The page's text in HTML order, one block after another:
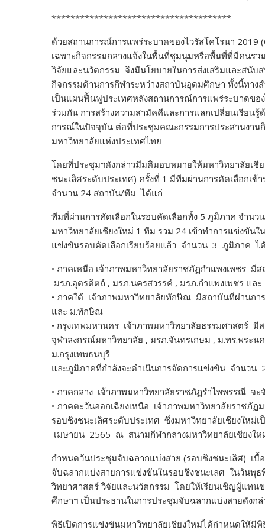
k
**************************************
ด้วยสถานการณ์การแพร่ระบาดของไวรัสโคโรนา 2019 (
เฉพาะกิจกรรมกลางแจ้งในพื้นที่ชุมนุมหรือพื้นที่ที่มีคนรว
วิจัยและนวัตกรรม จึงมีนโยบายในการส่งเสริมและสนั
กิจกรรมด้านการกีฬาระหว่างสถาบันอุดมศึกษา ทั้งนี้ทาง
เป็นแผนฟื้นฟูประเทศหลังสถานการณ์การแพร่ระบาดขอ
ร่วมกัน การสร้างความสามัคคีและการแลกเปลี่ยนเรีย
การณ์ในปัจจุบัน ต่อที่ประชุมคณะกรรมการประสานงา
มหาวิทยาลัยแห่งประเทศไทย
โดยที่ประชุมฯดังกล่าวมีมติมอบหมายให้มหาวิทยาลัยเชี
ชนะเลิศระดับประเทศ) ครั้งที่ 1 มีทีมผ่านการคัดเลือกเข้
จำนวน 24 สถาบัน/ทีมได้แก่
ทีมที่ผ่านการคัดเลือกในรอบคัดเลือกทั้ง 5 ภูมิภาค จำนว
มหาวิทยาลัยเชียงใหม่ 1 ทีม รวม 24 เข้าทำการแข่งขัน
แข่งขันรอบคัดเลือกเรียบร้อยแล้ว จำนวน 3 ภูมิภาค ไ
• ภาคเหนือ เจ้าภาพมหาวิทยาลัยราชภัฏกำแพงเพชร มีส
มรภ.อุตรดิตถ์ , มรภ.นครสวรรค์ , มรภ.กำแพงเพชร และ
• ภาคใต้ เจ้าภาพมหาวิทยาลัยทักษิณ มีสถาบันที่ผ่านก
และ ม.ทักษิณ
• กรุงเทพมหานคร เจ้าภาพมหาวิทยาลัยธรรมศาสตร์ มี
จุฬาลงกรณ์มหาวิทยาลัย , มรภ.จันทรเกษม , ม.ทร.พระน
ม.กรุงเทพธนบุรี
และภูมิภาคที่กำลังจะดำเนินการจัดการแข่งขัน จำนว
• ภาคกลาง เจ้าภาพมหาวิทยาลัยราชภัฏรำไพพรรณี จะ
• ภาคตะวันออกเฉียงเหนือ เจ้าภาพมหาวิทยาลัยราชภัฏ
รอบชิงชนะเลิศระดับประเทศ ซึ่งมหาวิทยาลัยเชียงใหม่
เมษายน 2565 ณ สนามกีฬากลางมหาวิทยาลัยเชียงใ
กำหนดวันประชุมจับฉลากแบ่งสาย (รอบชิงชนะเลิศ) เบื้
จับฉลากแบ่งสายการแข่งขันในรอบชิงชนะเลศ ในวัน
วิทยาศาสตร์ วิจัยและนวัตกรรม โดยให้เรียนเชิญผู้แทน
ศึกษาฯ เป็นประธานในการประชุมจับฉลากแบ่งสายดังกล่
พิธีเปิดการแข่งขันมหาวิทยาลัยเชียงใหม่ได้กำหนดให้